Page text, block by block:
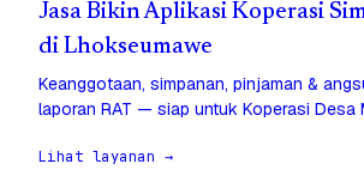
Jasa Bikin Aplikasi Koperasi
di Lhokseumawe
Keanggotaan, simpanan, pinjaman &
laporan RAT — siap untuk Koperasi Desa
Lihat layanan →